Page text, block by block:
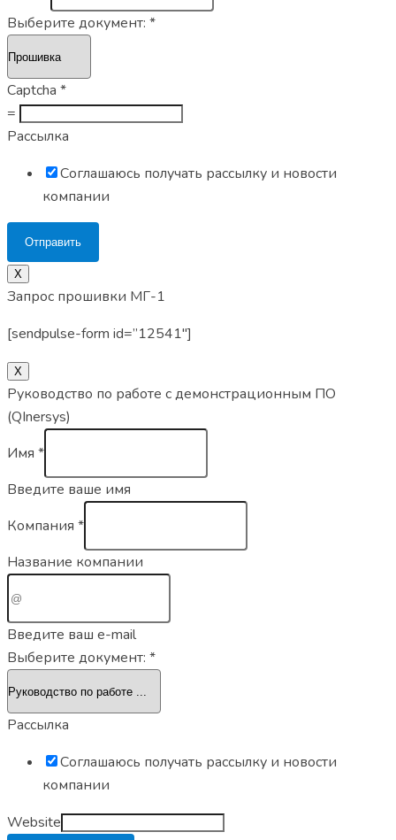
Выберите документ: *
Captcha *
=
Рассылка
Соглашаюсь получать рассылку и новости
компании
Отправить
Х
Запрос прошивки МГ-1
[sendpulse-form id=”12541″]
X
Руководство по работе с демонстрационным ПО
(QInersys)
Имя *
Введите ваше имя
Компания *
Название компании
Введите ваш e-mail
Выберите документ: *
Рассылка
Соглашаюсь получать рассылку и новости
компании
Website